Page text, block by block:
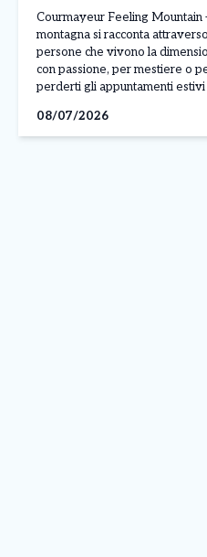
Appuntamento 17
Courmayeur Feeling Mountain
montagna si racconta
persone che vivono la
con passione, per mestiere o
perderti gli appuntamenti
porta ai piedi del Monte
08/07/2026